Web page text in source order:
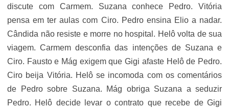
discute com Carmem. Suzana conhece Pedro. Vitória
pensa em ter aulas com Ciro. Pedro ensina Elio a nadar.
Cândida não resiste e morre no hospital. Helô volta de sua
viagem. Carmem desconfia das intenções de Suzana e
Ciro. Fausto e Mág exigem que Gigi afaste Helô de Pedro.
Ciro beija Vitória. Helô se incomoda com os comentários
de Pedro sobre Suzana. Mág obriga Suzana a seduzir
Pedro. Helô decide levar o contrato que recebe de Gigi